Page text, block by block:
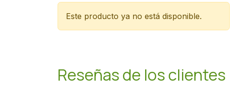
Este producto ya no está disponible.
Reseñas de los clientes